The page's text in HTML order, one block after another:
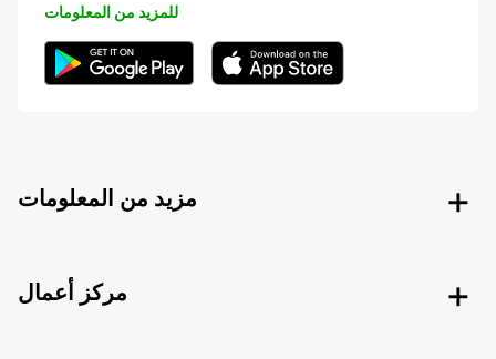
للمزيد من المعلومات
مزيد من المعلومات
مركز أعمال